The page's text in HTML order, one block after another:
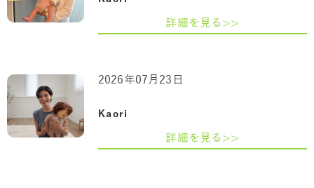
詳細を見る>>
Kaori
2026年07月23日
詳細を見る>>